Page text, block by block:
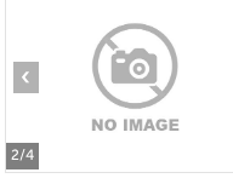
2/4
‹